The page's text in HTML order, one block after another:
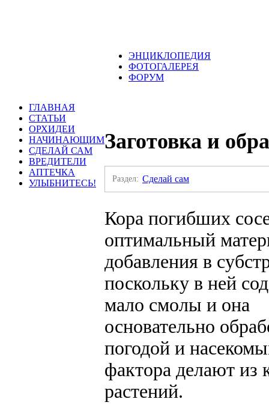
ЭНЦИКЛОПЕДИЯ
ФОТОГАЛЕРЕЯ
ФОРУМ
ГЛАВНАЯ
СТАТЬИ
ОРХИДЕИ
НАЧИНАЮЩИМ
СДЕЛАЙ САМ
ВРЕДИТЕЛИ
АПТЕЧКА
УЛЫБНИТЕСЬ!
Заготовка и
Раздел: Сделай сам
Кора погибших
оптимальный
добавления в
поскольку в ней
мало смолы и она
основательно
погодой и
фактора делают из
растений.